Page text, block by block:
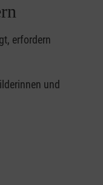
erfordern
und